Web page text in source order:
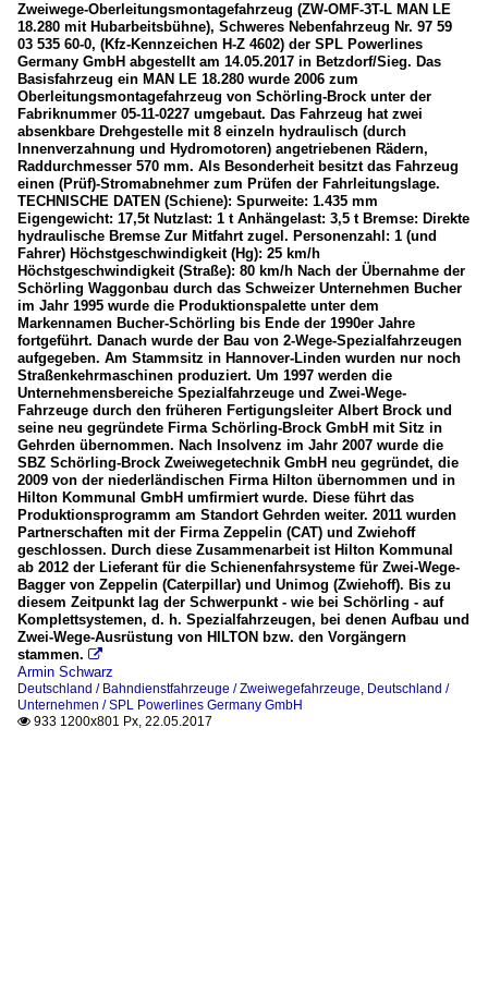
Zweiwege-Oberleitungsmontagefahrzeug (ZW-OMF-3T-L MAN LE
18.280 mit Hubarbeitsbühne), Schweres Nebenfahrzeug Nr. 97 59
03 535 60-0, (Kfz-Kennzeichen H-Z 4602) der SPL Powerlines
Germany GmbH abgestellt am 14.05.2017 in Betzdorf/Sieg. Das
Basisfahrzeug ein MAN LE 18.280 wurde 2006 zum
Oberleitungsmontagefahrzeug von Schörling-Brock unter der
Fabriknummer 05-11-0227 umgebaut. Das Fahrzeug hat zwei
absenkbare Drehgestelle mit 8 einzeln hydraulisch (durch
Innenverzahnung und Hydromotoren) angetriebenen Rädern,
Raddurchmesser 570 mm. Als Besonderheit besitzt das Fahrzeug
einen (Prüf)-Stromabnehmer zum Prüfen der Fahrleitungslage.
TECHNISCHE DATEN (Schiene): Spurweite: 1.435 mm
Eigengewicht: 17,5t Nutzlast: 1 t Anhängelast: 3,5 t Bremse: Direkte
hydraulische Bremse Zur Mitfahrt zugel. Personenzahl: 1 (und
Fahrer) Höchstgeschwindigkeit (Hg): 25 km/h
Höchstgeschwindigkeit (Straße): 80 km/h Nach der Übernahme der
Schörling Waggonbau durch das Schweizer Unternehmen Bucher
im Jahr 1995 wurde die Produktionspalette unter dem
Markennamen Bucher-Schörling bis Ende der 1990er Jahre
fortgeführt. Danach wurde der Bau von 2-Wege-Spezialfahrzeugen
aufgegeben. Am Stammsitz in Hannover-Linden wurden nur noch
Straßenkehrmaschinen produziert. Um 1997 werden die
Unternehmensbereiche Spezialfahrzeuge und Zwei-Wege-
Fahrzeuge durch den früheren Fertigungsleiter Albert Brock und
seine neu gegründete Firma Schörling-Brock GmbH mit Sitz in
Gehrden übernommen. Nach Insolvenz im Jahr 2007 wurde die
SBZ Schörling-Brock Zweiwegetechnik GmbH neu gegründet, die
2009 von der niederländischen Firma Hilton übernommen und in
Hilton Kommunal GmbH umfirmiert wurde. Diese führt das
Produktionsprogramm am Standort Gehrden weiter. 2011 wurden
Partnerschaften mit der Firma Zeppelin (CAT) und Zwiehoff
geschlossen. Durch diese Zusammenarbeit ist Hilton Kommunal
ab 2012 der Lieferant für die Schienenfahrsysteme für Zwei-Wege-
Bagger von Zeppelin (Caterpillar) und Unimog (Zwiehoff). Bis zu
diesem Zeitpunkt lag der Schwerpunkt - wie bei Schörling - auf
Komplettsystemen, d. h. Spezialfahrzeugen, bei denen Aufbau und
Zwei-Wege-Ausrüstung von HILTON bzw. den Vorgängern
stammen. 
Armin Schwarz
Deutschland / Bahndienstfahrzeuge / Zweiwegefahrzeuge, Deutschland /
Unternehmen / SPL Powerlines Germany GmbH
 933 1200x801 Px, 22.05.2017